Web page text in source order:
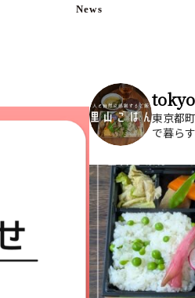
東京都
で暮ら